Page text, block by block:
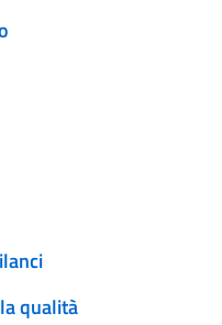
qualità